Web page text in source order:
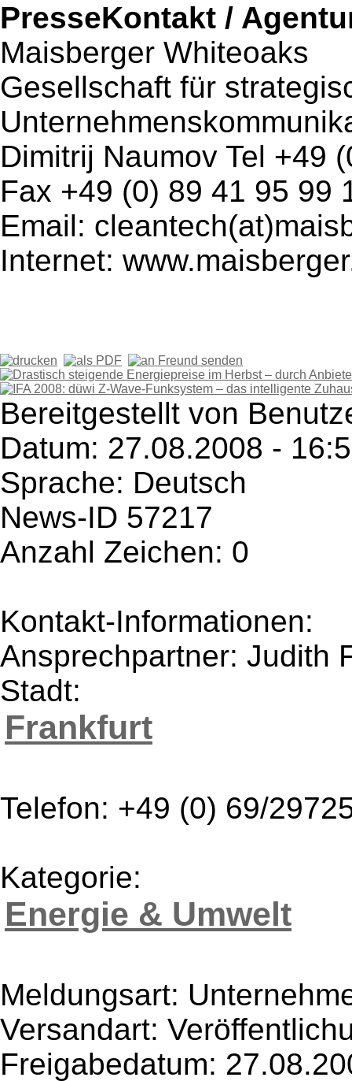
PresseKontakt /
Maisberger Whiteoaks
Gesellschaft für
Dimitrij Naumov Tel +49
Fax +49 (0) 89 41 95 99
Email:
Internet:
Bereitgestellt von
Datum: 27.08.2008 -
Sprache: Deutsch
News-ID 57217
Anzahl Zeichen: 0
Kontakt-Informationen:
Ansprechpartner: Judith
Stadt:
Frankfurt
Telefon: +49 (0) 69/
Kategorie:
Energie & Umwelt
Meldungsart:
Versandart:
Freigabedatum: